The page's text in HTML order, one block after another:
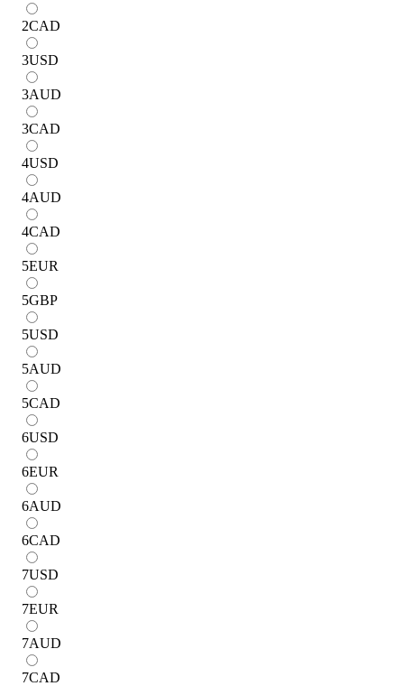
2CAD
3USD
3AUD
3CAD
4USD
4AUD
4CAD
5EUR
5GBP
5USD
5AUD
5CAD
6USD
6EUR
6AUD
6CAD
7USD
7EUR
7AUD
7CAD